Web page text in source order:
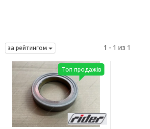
за рейтингом 1 - 1 из 1
Топ продажів